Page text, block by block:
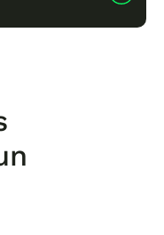
de energía
medio